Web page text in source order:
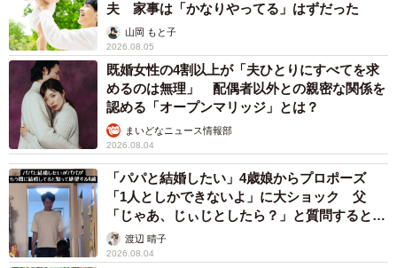
夫 家事は「かなりやってる」はずだった
山岡 もと子
2026.08.05
既婚女性の4割以上が「夫ひとりにすべてを求
めるのは無理」 配偶者以外との親密な関係を
認める「オープンマリッジ」とは？
まいどなニュース情報部
2026.08.04
「パパと結婚したい」4歳娘からプロポーズ
「1人としかできないよ」に大ショック 父
「じゃあ、じぃじとしたら？」と質問すると…
渡辺 晴子
2026.08.04